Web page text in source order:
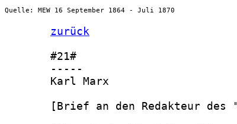
Quelle: MEW 16 September 1864 - Juli 1870
zurück
       #21#
       -----
       Karl Marx
[Brief an den Redakteur des